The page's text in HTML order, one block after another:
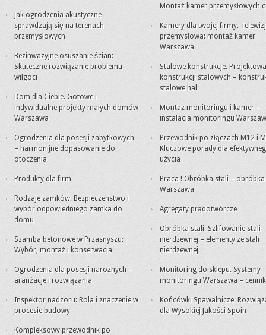
Jak ogrodzenia akustyczne
sprawdzają się na terenach
przemysłowych
Bezinwazyjne osuszanie ścian:
Skuteczne rozwiązanie problemu
wilgoci
Dom dla Ciebie. Gotowe i
indywidualne projekty małych domów
Warszawa
Ogrodzenia dla posesji zabytkowych
– harmonijne dopasowanie do
otoczenia
Produkty dla firm
Rodzaje zamków: Bezpieczeństwo i
wybór odpowiedniego zamka do
domu
Szamba betonowe w Przasnyszu:
Wybór, montaż i konserwacja
Ogrodzenia dla posesji narożnych –
aranżacje i rozwiązania
Inspektor nadzoru: Rola i znaczenie w
procesie budowy
Kompleksowy przewodnik po
Montaż kamer przemysłowych
Kamery dla twojej firmy.
przemysłowa: montaż kamer
Warszawa
Stalowe konstrukcje.
konstrukcji stalowych –
stalowe hal
Montaż monitoringu i kamer –
instalacja monitoringu
Przewodnik po złączach M12 i
Kluczowe porady dla
użycia
Praca ! Obróbka stali – obróbka
Warszawa
Agregaty prądotwórcze
Obróbka stali. Szlifowanie stali
nierdzewnej – elementy ze stali
nierdzewnej
Monitoring do sklepu. Systemy
monitoringu Warszawa – cennik
Końcówki Spawalnicze:
dla Wysokiej Jakości Spoin